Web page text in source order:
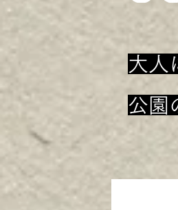
大人
公園